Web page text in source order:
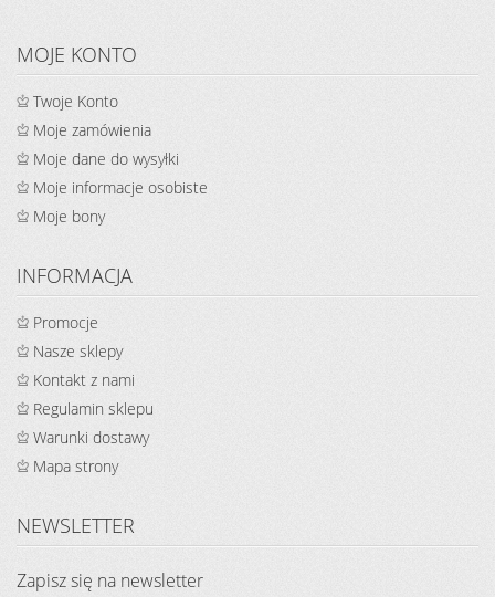
MOJE KONTO
Twoje Konto
Moje zamówienia
Moje dane do wysyłki
Moje informacje osobiste
Moje bony
INFORMACJA
Promocje
Nasze sklepy
Kontakt z nami
Regulamin sklepu
Warunki dostawy
Mapa strony
NEWSLETTER
Zapisz się na newsletter